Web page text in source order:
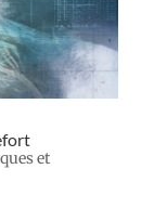
et